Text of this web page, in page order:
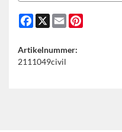
Facebook
X Email
Artikelnummer:
2111049civil